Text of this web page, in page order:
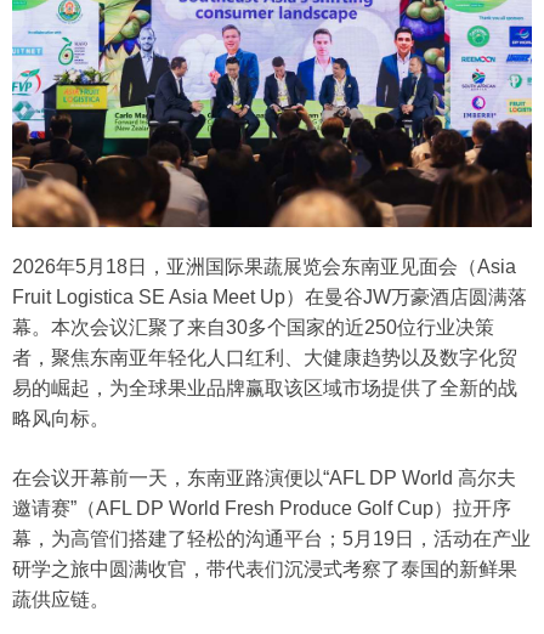
2026年5月18日，亚洲国际果蔬展览会东南亚见面会（Asia
Fruit Logistica SE Asia Meet Up）在曼谷JW万豪酒店圆满落
幕。本次会议汇聚了来自30多个国家的近250位行业决策
者，聚焦东南亚年轻化人口红利、大健康趋势以及数字化贸
易的崛起，为全球果业品牌赢取该区域市场提供了全新的战
略风向标。
在会议开幕前一天，东南亚路演便以“AFL DP World 高尔夫
邀请赛”（AFL DP World Fresh Produce Golf Cup）拉开序
幕，为高管们搭建了轻松的沟通平台；5月19日，活动在产业
研学之旅中圆满收官，带代表们沉浸式考察了泰国的新鲜果
蔬供应链。